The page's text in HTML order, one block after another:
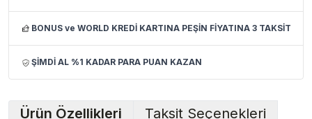
BONUS ve WORLD KREDİ KARTINA PEŞİN FİYATINA 3 TAKSİT
ŞİMDİ AL %1 KADAR PARA PUAN KAZAN
Ürün Özellikleri Taksit Seçenekleri